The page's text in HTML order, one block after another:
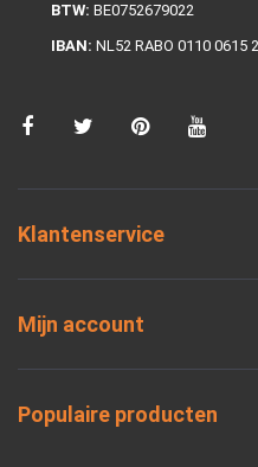
BTW: BE0752679022
IBAN: NL52 RABO 0110 0615
Klantenservice
Mijn account
Populaire producten